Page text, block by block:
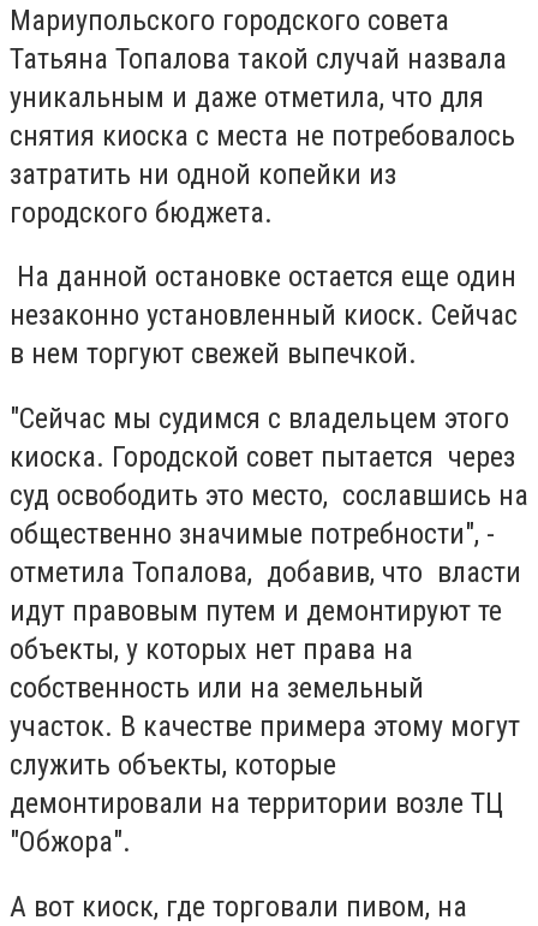
Мариупольского городского совета
Татьяна Топалова такой случай назвала
уникальным и даже отметила, что для
снятия киоска с места не потребовалось
затратить ни одной копейки из
городского бюджета.
На данной остановке остается еще один
незаконно установленный киоск. Сейчас
в нем торгуют свежей выпечкой.
"Сейчас мы судимся с владельцем этого
киоска. Городской совет пытается через
суд освободить это место, сославшись на
общественно значимые потребности", -
отметила Топалова, добавив, что власти
идут правовым путем и демонтируют те
объекты, у которых нет права на
собственность или на земельный
участок. В качестве примера этому могут
служить объекты, которые
демонтировали на территории возле ТЦ
"Обжора".
А вот киоск, где торговали пивом, на